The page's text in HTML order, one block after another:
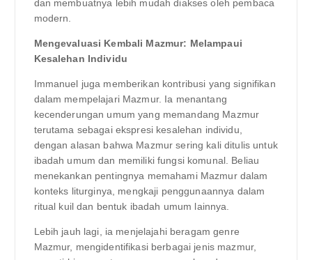
dan membuatnya lebih mudah diakses oleh pembaca
modern.
Mengevaluasi Kembali Mazmur: Melampaui
Kesalehan Individu
Immanuel juga memberikan kontribusi yang signifikan
dalam mempelajari Mazmur. Ia menantang
kecenderungan umum yang memandang Mazmur
terutama sebagai ekspresi kesalehan individu,
dengan alasan bahwa Mazmur sering kali ditulis untuk
ibadah umum dan memiliki fungsi komunal. Beliau
menekankan pentingnya memahami Mazmur dalam
konteks liturginya, mengkaji penggunaannya dalam
ritual kuil dan bentuk ibadah umum lainnya.
Lebih jauh lagi, ia menjelajahi beragam genre
Mazmur, mengidentifikasi berbagai jenis mazmur,